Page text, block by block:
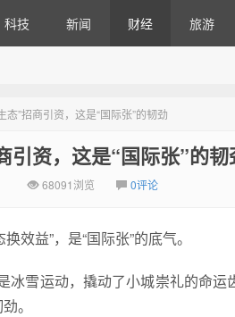
科技 新闻 财经 旅游
态”招商引资，这是“国际张”的韧劲
引资，这是“国际张”的韧
68091浏览 0评论
效益”，是“国际张”的底气。
冰雪运动，撬动了小城崇礼的命
。